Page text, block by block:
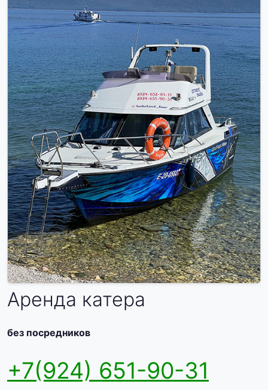
Аренда катера
без посредников
+7(924) 651-90-31